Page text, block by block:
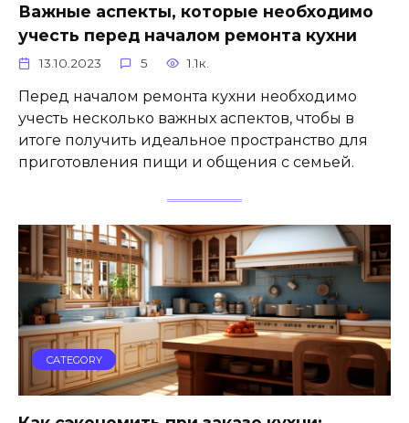
Важные аспекты, которые необходимо
учесть перед началом ремонта кухни
13.10.2023 5 1.1к.
Перед началом ремонта кухни необходимо
учесть несколько важных аспектов, чтобы в
итоге получить идеальное пространство для
приготовления пищи и общения с семьей.
CATEGORY